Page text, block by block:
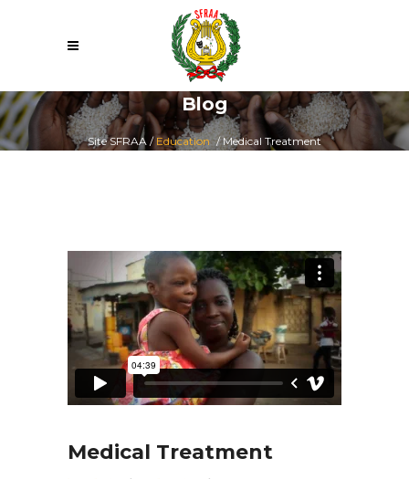
Blog
Site SFRAA / Education /Medical Treatment
Medical Treatment